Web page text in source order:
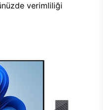
verimliliği